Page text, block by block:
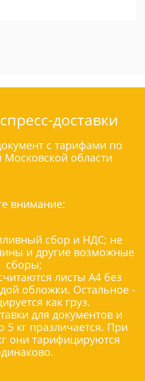
доставки
с тарифами по
области
внимание:
сбор и НДС; не
и другие возможные
сборы;
листы А4 без
обложки. Остальное -
как груз.
для документов и
5 кг празличается. При
они тарифицируются